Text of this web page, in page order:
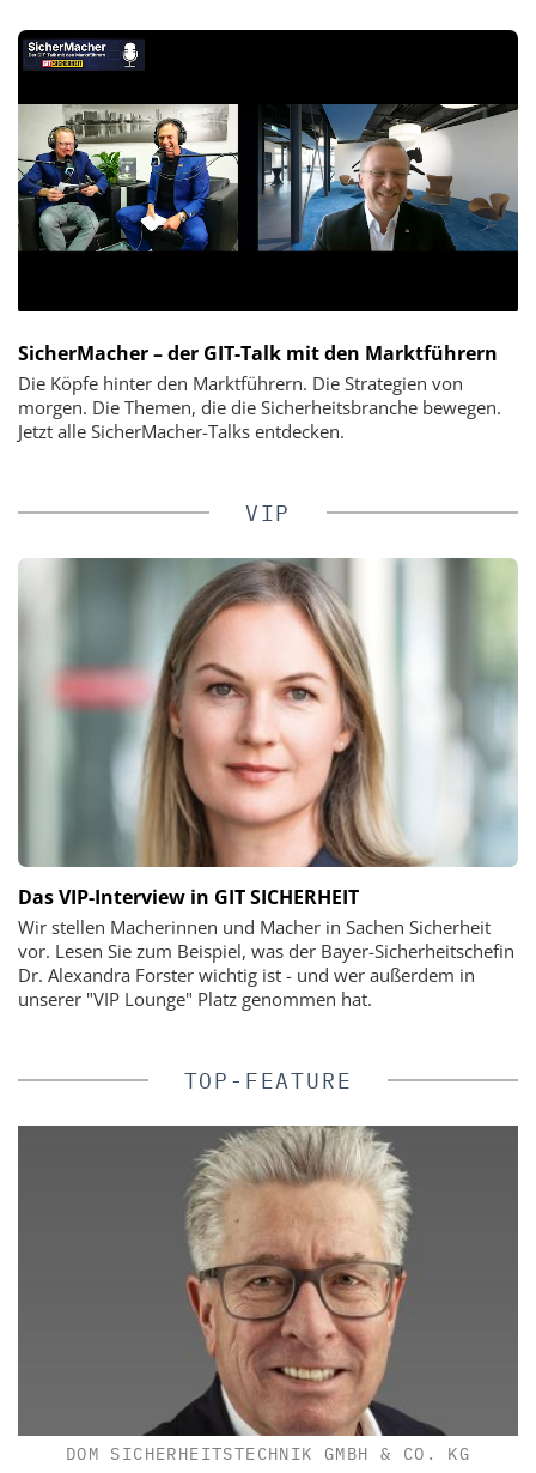
SicherMacher – der GIT-Talk mit den Marktführern
Die Köpfe hinter den Marktführern. Die Strategien von
morgen. Die Themen, die die Sicherheitsbranche bewegen.
Jetzt alle SicherMacher-Talks entdecken.
VIP
Das VIP-Interview in GIT SICHERHEIT
Wir stellen Macherinnen und Macher in Sachen Sicherheit
vor. Lesen Sie zum Beispiel, was der Bayer-Sicherheitschefin
Dr. Alexandra Forster wichtig ist - und wer außerdem in
unserer "VIP Lounge" Platz genommen hat.
TOP-FEATURE
DOM SICHERHEITSTECHNIK GMBH & CO. KG